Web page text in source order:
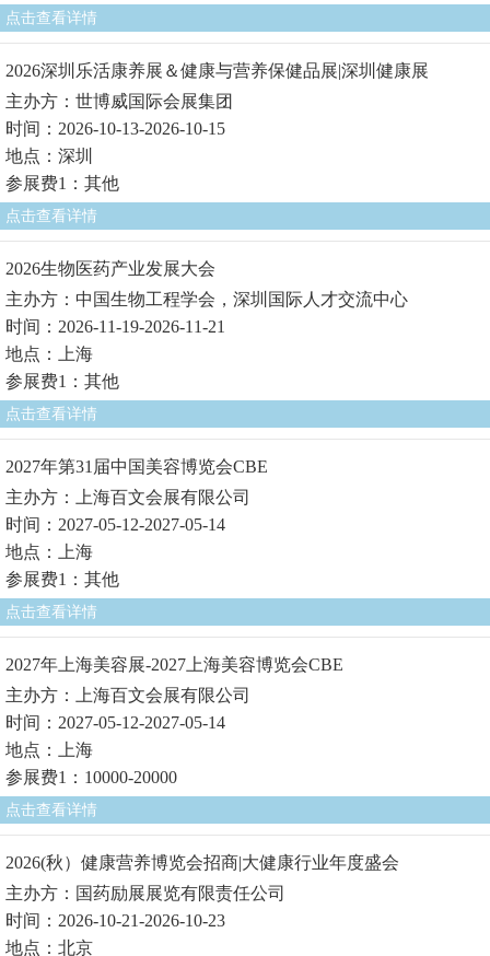
点击查看详情
2026深圳乐活康养展＆健康与营养保健品展|深圳健康展
主办方：世博威国际会展集团
时间：2026-10-13-2026-10-15
地点：深圳
参展费1：其他
点击查看详情
2026生物医药产业发展大会
主办方：中国生物工程学会，深圳国际人才交流中心
时间：2026-11-19-2026-11-21
地点：上海
参展费1：其他
点击查看详情
2027年第31届中国美容博览会CBE
主办方：上海百文会展有限公司
时间：2027-05-12-2027-05-14
地点：上海
参展费1：其他
点击查看详情
2027年上海美容展-2027上海美容博览会CBE
主办方：上海百文会展有限公司
时间：2027-05-12-2027-05-14
地点：上海
参展费1：10000-20000
点击查看详情
2026(秋）健康营养博览会招商|大健康行业年度盛会
主办方：国药励展展览有限责任公司
时间：2026-10-21-2026-10-23
地点：北京